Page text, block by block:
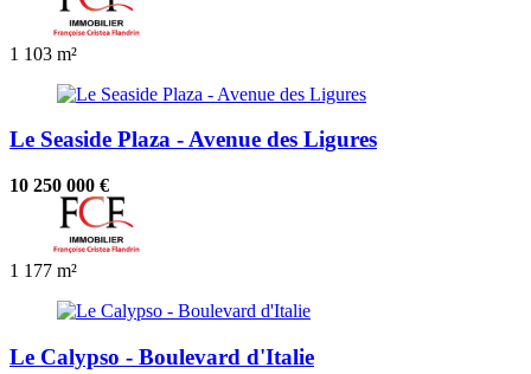
1 103 m²
Le Seaside Plaza - Avenue des Ligures
10 250 000 €
1 177 m²
Le Calypso - Boulevard d'Italie